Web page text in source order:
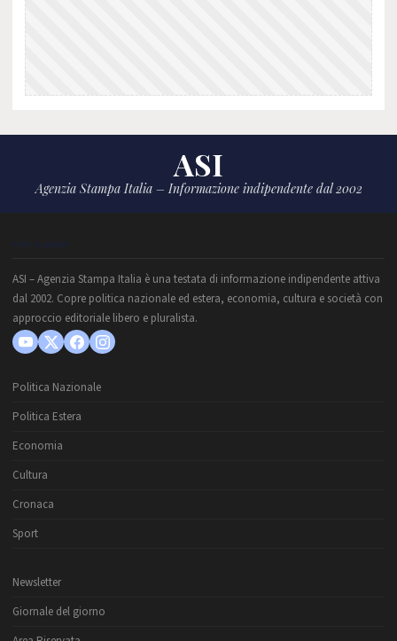
ASI
Agenzia Stampa Italia – Informazione indipendente dal 2002
CHI SIAMO
ASI – Agenzia Stampa Italia è una testata di informazione indipendente attiva
dal 2002. Copre politica nazionale ed estera, economia, cultura e società con
approccio editoriale libero e pluralista.
Politica Nazionale
Politica Estera
Economia
Cultura
Cronaca
Sport
Newsletter
Giornale del giorno